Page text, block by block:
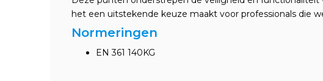
het een uitstekende keuze maakt voor professionals die
Normeringen
EN 361 140KG